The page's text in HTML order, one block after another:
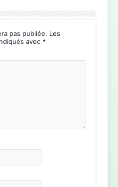
pas publiée. Les
avec *